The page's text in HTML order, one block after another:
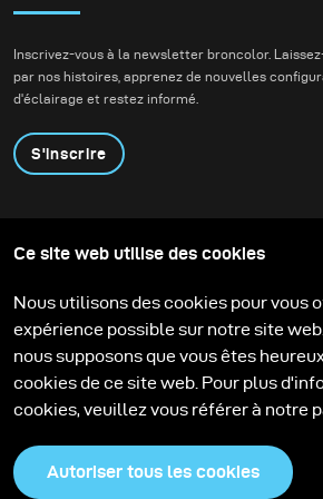
Nous voulions créer de
d’action tout en
conservant la
et la présence de
l’environnement.
Inscrivez-vous à la newsletter broncolor.
par nos histoires, apprenez de nouvelles
d'éclairage et restez informé.
S'inscrire
Contactez-nous
Technologies
Support
Carrière
Media Center
Ce site web utilise des cookies
Nous utilisons des cookies pour vous
expérience possible sur notre site
nous supposons que vous êtes
cookies de ce site web. Pour plus
cookies, veuillez vous référer à notre
Autoriser tous les cookies